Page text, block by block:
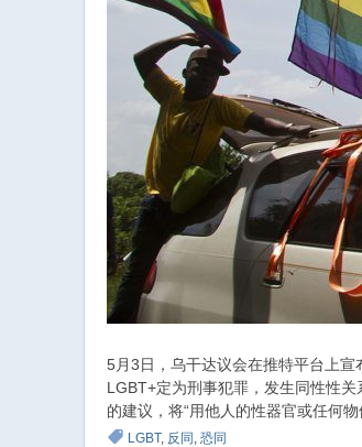
5月3日，乌干达议会在推特平台上
LGBT+定为刑事犯罪，发生同性性
的建议，将“用他人的性器官或任何物
LGBT, 反同 , 恐同